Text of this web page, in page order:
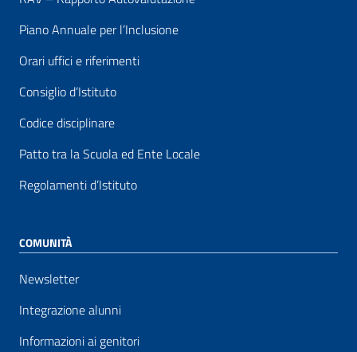
Piano Annuale per l’Inclusione
Orari uffici e riferimenti
Consiglio d’Istituto
Codice disciplinare
Patto tra la Scuola ed Ente Locale
Regolamenti d’Istituto
COMUNITÀ
Newsletter
Integrazione alunni
Informazioni ai genitori